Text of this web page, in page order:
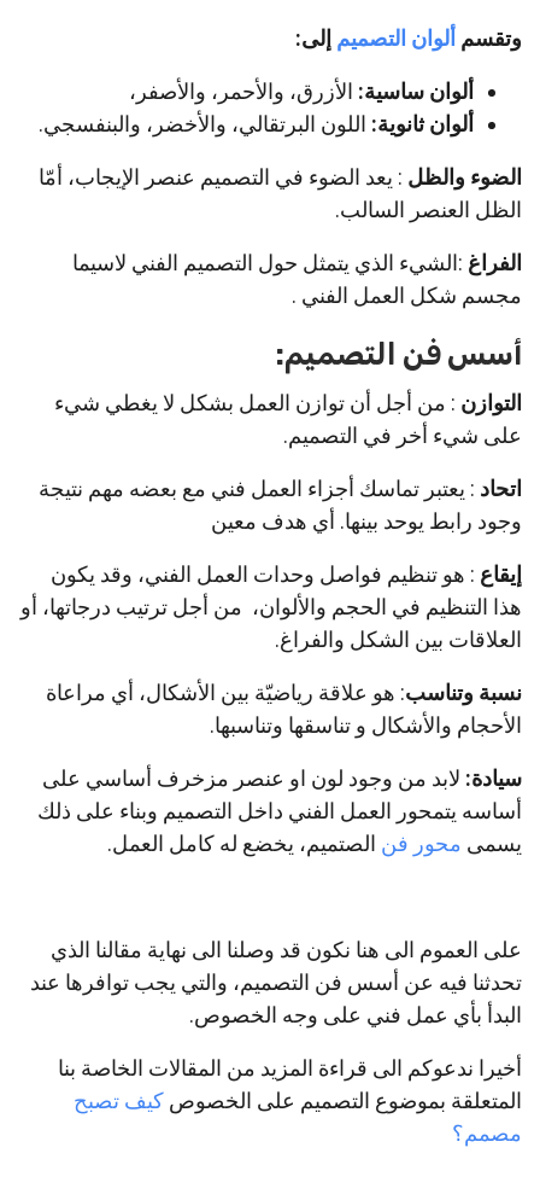
وتقسم ألوان التصميم إلى:
ألوان ساسية: الأزرق، والأحمر، والأصفر،
ألوان ثانوية: اللون البرتقالي، والأخضر، والبنفسجي.
الضوء والظل : يعد الضوء في التصميم عنصر الإيجاب، أمّا
الظل العنصر السالب.
الفراغ :الشيء الذي يتمثل حول التصميم الفني لاسيما
مجسم شكل العمل الفني .
أسس فن التصميم:
التوازن : من أجل أن توازن العمل بشكل لا يغطي شيء
على شيء أخر في التصميم.
اتحاد : يعتبر تماسك أجزاء العمل فني مع بعضه مهم نتيجة
وجود رابط يوحد بينها. أي هدف معين
إيقاع : هو تنظيم فواصل وحدات العمل الفني، وقد يكون
هذا التنظيم في الحجم والألوان، من أجل ترتيب درجاتها، أو
العلاقات بين الشكل والفراغ.
نسبة وتناسب: هو علاقة رياضيّة بين الأشكال، أي مراعاة
الأحجام والأشكال و تناسقها وتناسبها.
سيادة: لابد من وجود لون او عنصر مزخرف أساسي على
أساسه يتمحور العمل الفني داخل التصميم وبناء على ذلك
يسمى محور فن الصتميم، يخضع له كامل العمل.
على العموم الى هنا نكون قد وصلنا الى نهاية مقالنا الذي
تحدثنا فيه عن أسس فن التصميم، والتي يجب توافرها عند
البدأ بأي عمل فني على وجه الخصوص.
أخيرا ندعوكم الى قراءة المزيد من المقالات الخاصة بنا
المتعلقة بموضوع التصميم على الخصوص كيف تصبح
مصمم؟